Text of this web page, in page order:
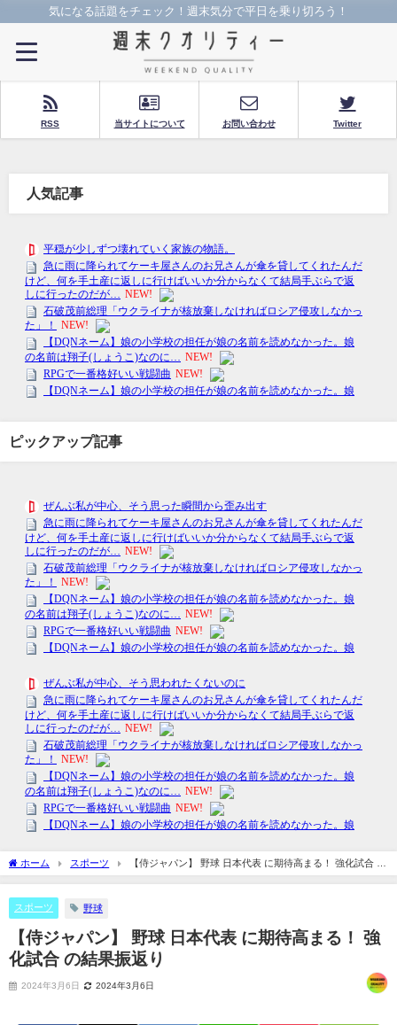
気になる話題をチェック！週末気分で平日を乗り切ろう！
RSS 当サイトについて お問い合わせ Twitter
人気記事
ピックアップ記事
ホーム スポーツ
【侍ジャパン】 野球 日本代表 に期待高まる！ 強化試合 の
結果振返り
スポーツ 野球
【侍ジャパン】 野球 日本代表 に期待高まる！ 強
化試合 の結果振返り
2024年3月6日 2024年3月6日